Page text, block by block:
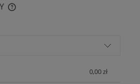
KOSZTÓW PŁATNOŚCI
0,00 zł